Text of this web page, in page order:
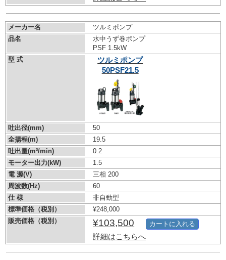
メーカー名
ツルミポンプ
品名
水中うず巻ポンプ
PSF 1.5kW
型 式
ツルミポンプ
50PSF21.5
吐出径(mm)
50
全揚程(m)
19.5
吐出量(m³/min)
0.2
モーター出力(kW)
1.5
電 源(V)
三相 200
周波数(Hz)
60
仕 様
非自動型
標準価格（税別）
¥248,000
販売価格（税別）
¥103,500
詳細はこちらへ
カートに入れる